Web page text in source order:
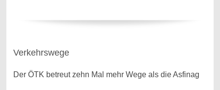
Verkehrswege
Der ÖTK betreut zehn Mal mehr Wege als die Asfinag